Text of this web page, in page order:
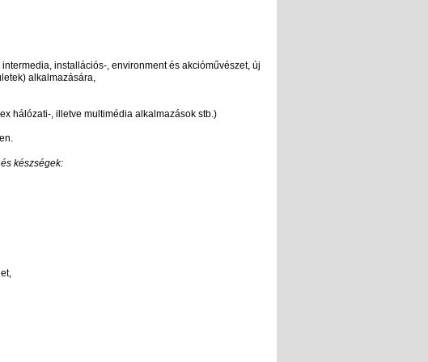
installációs-, environment és akcióművészet, új
alkalmazására,
hálózati-, illetve multimédia alkalmazások stb.)
készségek: